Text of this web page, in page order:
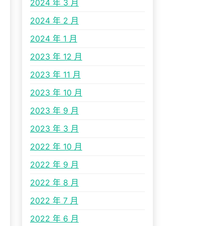
2024 年 3 月
2024 年 2 月
2024 年 1 月
2023 年 12 月
2023 年 11 月
2023 年 10 月
2023 年 9 月
2023 年 3 月
2022 年 10 月
2022 年 9 月
2022 年 8 月
2022 年 7 月
2022 年 6 月